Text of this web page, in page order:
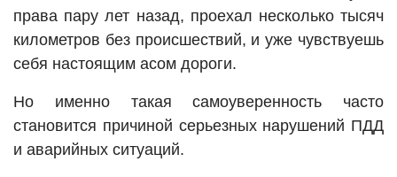
права пару лет назад, проехал несколько тысяч
километров без происшествий, и уже чувствуешь
себя настоящим асом дороги.
Но именно такая самоуверенность часто
становится причиной серьезных нарушений ПДД
и аварийных ситуаций.